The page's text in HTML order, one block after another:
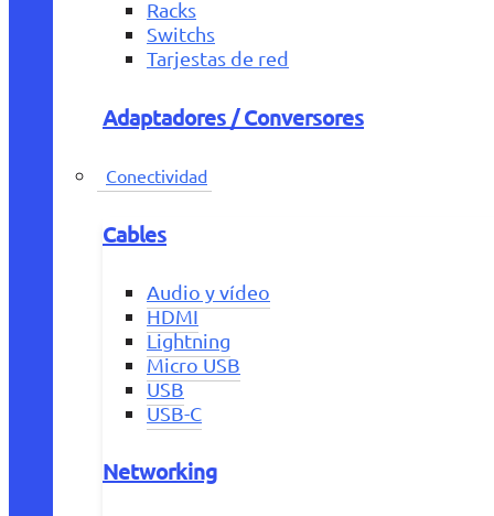
Racks
Switchs
Tarjestas de red
Adaptadores / Conversores
Conectividad
Cables
Audio y vídeo
HDMI
Lightning
Micro USB
USB
USB-C
Networking